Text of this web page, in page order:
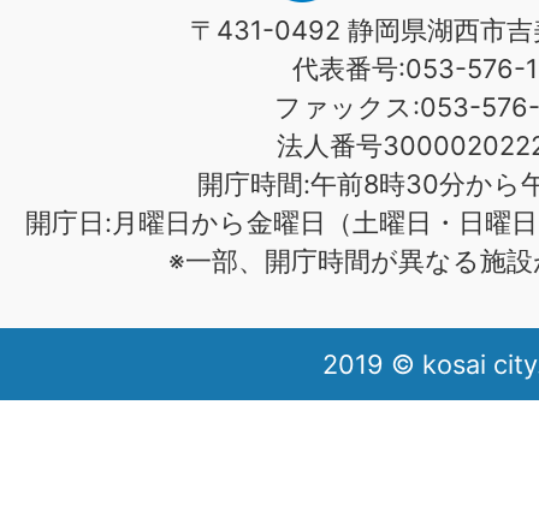
〒431-0492 静岡県湖西市
代表番号:053-576-
ファックス:053-576-
法人番号
開庁時間:午前8時30分から
開庁日:月曜日から金曜日（土曜日・日曜
※一部、開庁時間が異なる施
2019 © kosai